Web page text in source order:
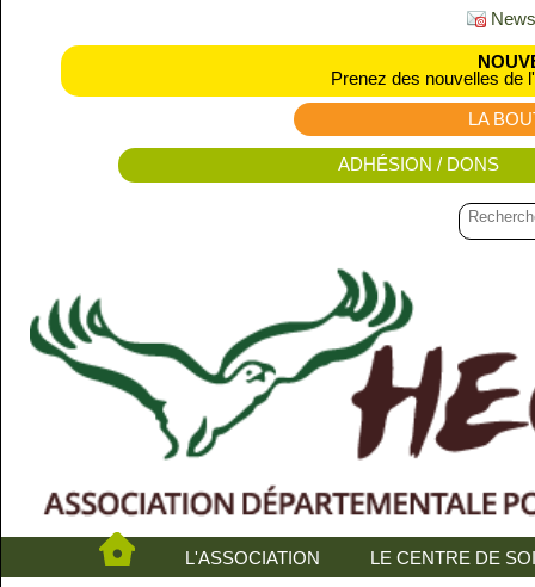
Prenez des nouvelles de
LA
ADHÉSION / DONS
L'ASSOCIATION LE CENTRE DE